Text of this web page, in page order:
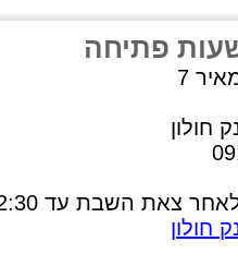
שעות פתיחה
7
חולון
צאת השבת עד 22:30
חולון